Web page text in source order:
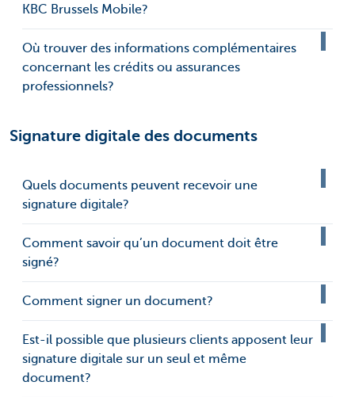
KBC Brussels Mobile?
Où trouver des informations complémentaires
concernant les crédits ou assurances
professionnels?
Signature digitale des documents
Quels documents peuvent recevoir une
signature digitale?
Comment savoir qu’un document doit être
signé?
Comment signer un document?
Est-il possible que plusieurs clients apposent leur
signature digitale sur un seul et même
document?